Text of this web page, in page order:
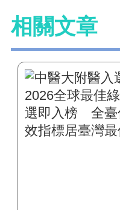
相關文章